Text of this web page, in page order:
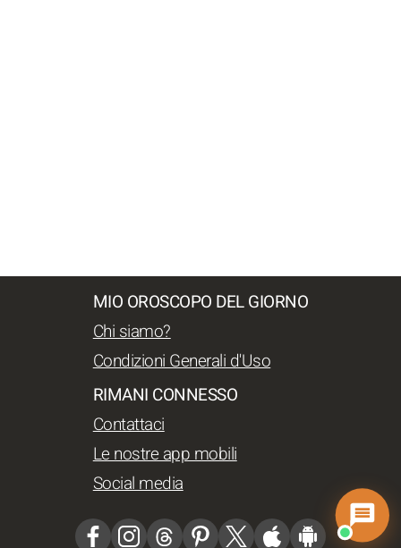
MIO OROSCOPO DEL GIORNO
Chi siamo?
Condizioni Generali d'Uso
RIMANI CONNESSO
Contattaci
Le nostre app mobili
Social media